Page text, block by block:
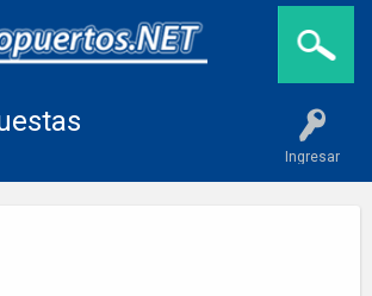
Ingresar